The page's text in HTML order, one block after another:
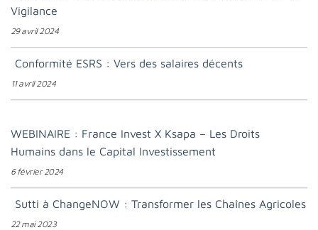
Vigilance
29 avril 2024
Conformité ESRS : Vers des salaires décents
11 avril 2024
WEBINAIRE : France Invest X Ksapa – Les Droits
Humains dans le Capital Investissement
6 février 2024
Sutti à ChangeNOW : Transformer les Chaînes Agricoles
22 mai 2023